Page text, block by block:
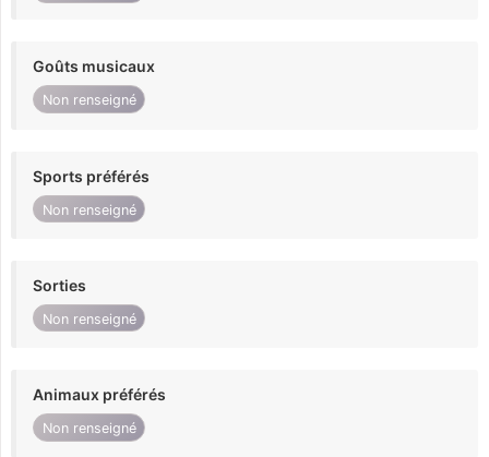
Goûts musicaux
Non renseigné
Sports préférés
Non renseigné
Sorties
Non renseigné
Animaux préférés
Non renseigné